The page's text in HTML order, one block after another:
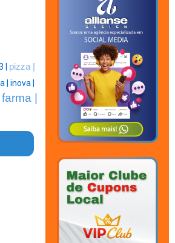
| pizza |
| inova |
farma |